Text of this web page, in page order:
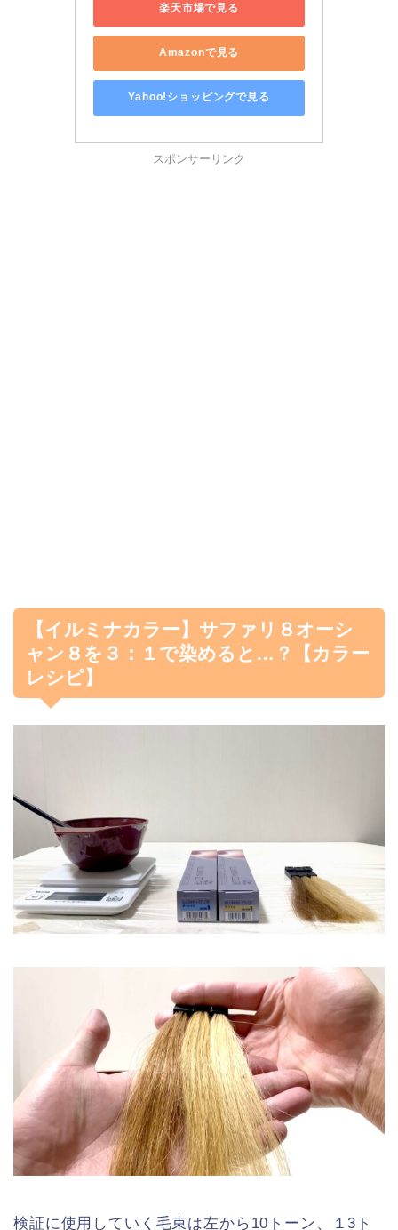
楽天市場で見る
Amazonで見る
Yahoo!ショッピングで見る
スポンサーリンク
【イルミナカラー】サファリ８オーシ
ャン８を３：１で染めると…？【カラー
レシピ】
検証に使用していく毛束は左から10トーン、１3ト